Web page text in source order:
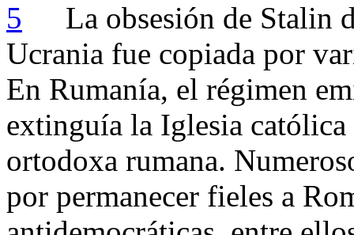
La obsesión de Stalin
Ucrania fue copiada por
En Rumanía, el régimen
extinguía la Iglesia
ortodoxa rumana.
por permanecer fieles a